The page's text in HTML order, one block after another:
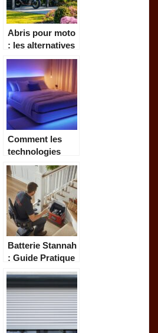
Abris pour moto
: les alternatives
vertes pour un
stationnement
durable
Comment les
technologies
innovantes
ameliorent la
qualite du
sommeil
reparateur
Batterie Stannah
: Guide Pratique
pour un
Facile – Les 5
Signaux d’Alerte
a Connaitre